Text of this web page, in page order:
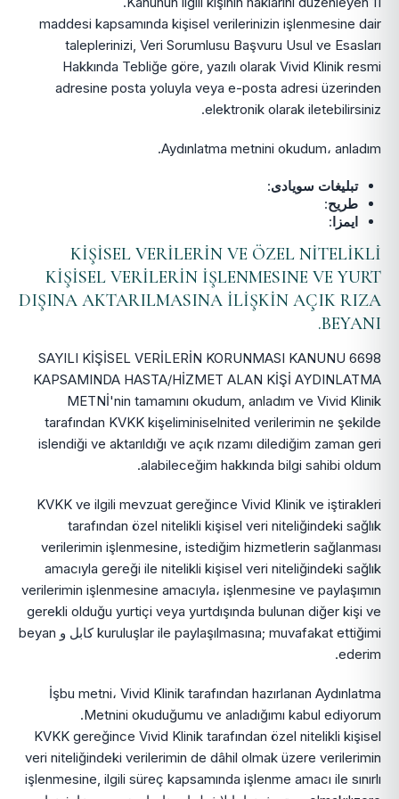
maddesi kapsamında kişisel verilerinizin işlenmesine dair
taleplerinizi, Veri Sorumlusu Başvuru Usul ve Esasları
Hakkında Tebliğe göre, yazılı olarak Vivid Klinik resmi
adresine posta yoluyla veya e-posta adresi üzerinden
elektronik olarak iletebilirsiniz.
Aydınlatma metnini okudum، anladım.
تبلیغات سویادی:
طریح:
ایمزا:
KİŞİSEL VERİLERİN VE ÖZEL NİTELİKLİ
KİŞİSEL VERİLERİN İŞLENMESINE VE YURT
DIŞINA AKTARILMASINA İLİŞKİN AÇIK RIZA
BEYANI.
6698 SAYILI KİŞİSEL VERİLERİN KORUNMASI KANUNU
KAPSAMINDA HASTA/HİZMET ALAN KİŞİ AYDINLATMA
METNİ'nin tamamını okudum, anladım ve Vivid Klinik
tarafından KVKK kişeliminiselnited verilerimin ne şekilde
islendiği ve aktarıldığı ve açık rızamı dilediğim zaman geri
alabileceğim hakkında bilgi sahibi oldum.
KVKK ve ilgili mevzuat gereğince Vivid Klinik ve iştirakleri
tarafından özel nitelikli kişisel veri niteliğindeki sağlık
verilerimin işlenmesine, istediğim hizmetlerin sağlanması
amacıyla gereği ile nitelikli kişisel veri niteliğindeki sağlık
verilerimin işlenmesine amacıyla، işlenmesine ve paylaşımın
gerekli olduğu yurtiçi veya yurtdışında bulunan diğer kişi ve
kuruluşlar ile paylaşılmasına; muvafakat ettiğimi کابل و beyan
ederim.
İşbu metni، Vivid Klinik tarafından hazırlanan Aydınlatma
Metnini okuduğumu ve anladığımı kabul ediyorum.
KVKK gereğince Vivid Klinik tarafından özel nitelikli kişisel
veri niteliğindeki verilerimin de dâhil olmak üzere verilerimin
işlenmesine, ilgili süreç kapsamında işlenme amacı ile sınırlı